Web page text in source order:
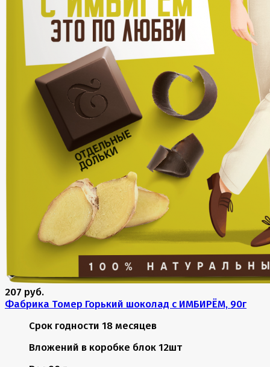
207 руб.
Фабрика Томер Горький шоколад с ИМБИРЁМ, 90г
Срок годности 18 месяцев
Вложений в коробке блок 12шт